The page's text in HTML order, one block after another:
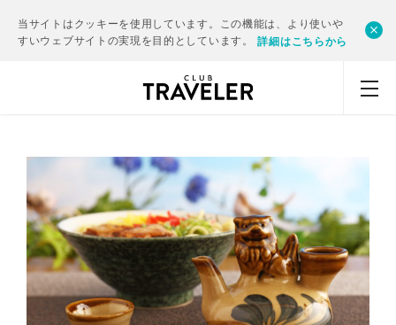
当サイトはクッキーを使用しています。この機能は、より使いや
すいウェブサイトの実現を目的としています。
詳細はこちらから